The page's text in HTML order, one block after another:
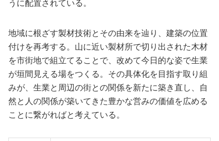
うに配置されている。
地域に根ざす製材技術とその由来を辿り、建築の位置
付けを再考する。山に近い製材所で切り出された木材
を市街地で組立てることで、改めて今日的な姿で生業
が垣間見える場をつくる。その具体化を目指す取り組
みが、生業と周辺の街との関係を新たに築き直し、自
然と人の関係が築いてきた豊かな営みの価値を広める
ことに繋がればと考えている。